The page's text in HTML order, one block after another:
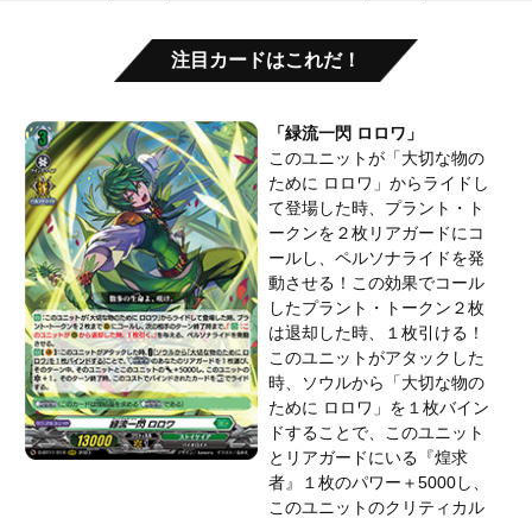
注目カードはこれだ！
「緑流一閃 ロロワ」
このユニットが「大切な物の
ために ロロワ」からライドし
て登場した時、プラント・ト
ークンを２枚リアガードにコ
ールし、ペルソナライドを発
動させる！この効果でコール
したプラント・トークン２枚
は退却した時、１枚引ける！
このユニットがアタックした
時、ソウルから「大切な物の
ために ロロワ」を１枚バイン
ドすることで、このユニット
とリアガードにいる『煌求
者』１枚のパワー＋5000し、
このユニットのクリティカル